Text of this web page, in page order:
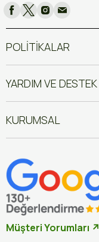
POLİTİKALAR
YARDIM VE DESTEK
KURUMSAL
Müşteri Yorumları ↗